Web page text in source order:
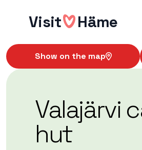
Visit Häme
Show on the map
Valajärvi
hut